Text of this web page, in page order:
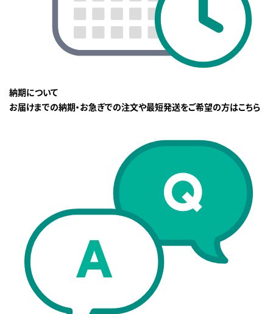
納期について
お届けまでの納期・お急ぎでの注文や最短発送をご希望の方はこちら